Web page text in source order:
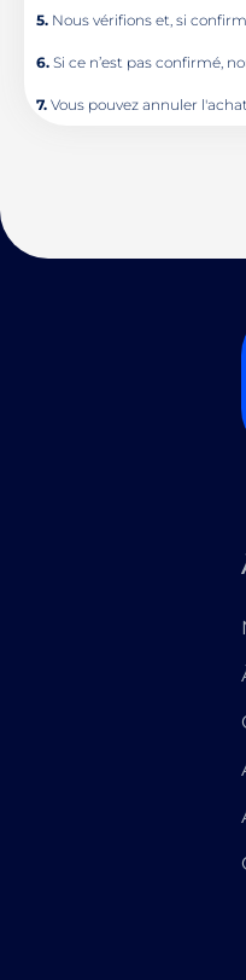
5. Nous vérifions et, si
6. Si ce n’est pas confirmé,
7. Vous pouvez annuler